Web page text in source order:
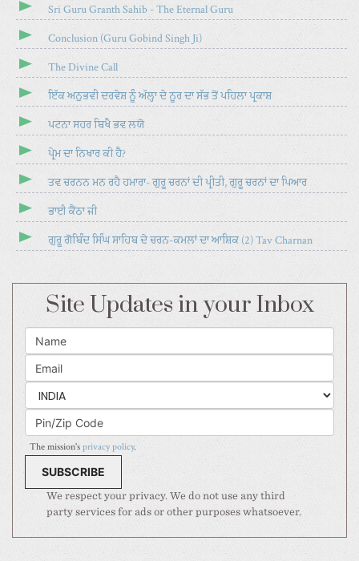
Sri Guru Granth Sahib - The Eternal Guru
Conclusion (Guru Gobind Singh Ji)
The Divine Call
ਇੱਕ ਅਨੁਭਵੀ ਦਰਵੇਸ਼ ਨੂੰ ਅੱਲ੍ਹਾ ਦੇ ਨੂਰ ਦਾ ਸੱਭ ਤੋਂ ਪਹਿਲਾ ਪ੍ਰਕਾਸ਼
ਪਟਨਾ ਸਹਰ ਬਿਖੈ ਭਵ ਲਯੋ
ਪ੍ਰੇਮ ਦਾ ਨਿਖਾਰ ਕੀ ਹੈ?
ਤਵ ਚਰਨਨ ਮਨ ਰਹੈ ਹਮਾਰਾ- ਗੁਰੂ ਚਰਨਾਂ ਦੀ ਪ੍ਰੀਤੀ, ਗੁਰੂ ਚਰਨਾਂ ਦਾ ਪਿਆਰ
ਭਾਈ ਕੈਂਠਾ ਜੀ
ਗੁਰੂ ਗੋਬਿੰਦ ਸਿੰਘ ਸਾਹਿਬ ਦੇ ਚਰਨ-ਕਮਲਾਂ ਦਾ ਆਸ਼ਿਕ (2) Tav Charnan
Site Updates in your Inbox
The mission'sprivacy policy.
We respect your privacy. We do not use any third
party services for ads or other purposes whatsoever.